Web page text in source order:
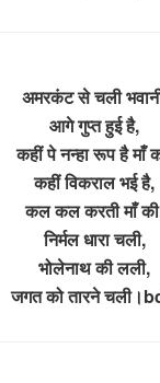
अमरकंट से चली
आगे गुप्त हुई है,
कहीं पे नन्हा रूप है माँ
कहीं विकराल भई है,
कल कल करती माँ
निर्मल धारा चली,
भोलेनाथ की लली,
जगत को तारने